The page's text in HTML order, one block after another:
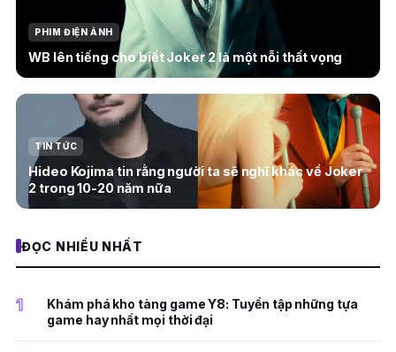
PHIM ĐIỆN ẢNH
WB lên tiếng cho biết Joker 2 là một nỗi thất vọng
TIN TỨC
Hideo Kojima tin rằng người ta sẽ nghĩ khác về Joker
2 trong 10-20 năm nữa
ĐỌC NHIỀU NHẤT
1
Khám phá kho tàng game Y8: Tuyển tập những tựa
game hay nhất mọi thời đại